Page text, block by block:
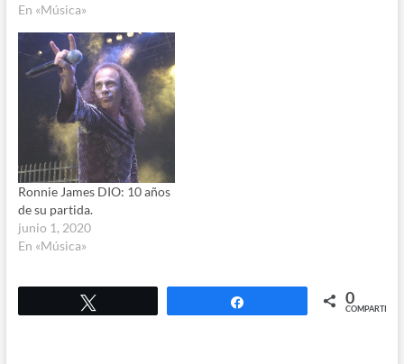
En «Música»
Ronnie James DIO: 10 años
de su partida.
junio 1, 2020
En «Música»
0
COMPARTIR